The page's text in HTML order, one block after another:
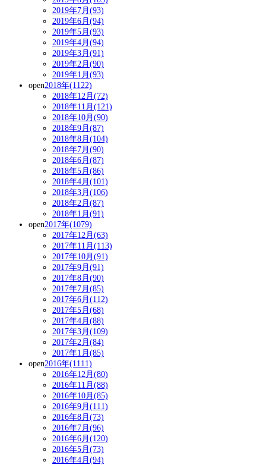
2019年7月(93)
2019年6月(94)
2019年5月(93)
2019年4月(94)
2019年3月(91)
2019年2月(90)
2019年1月(93)
open2018年(1122)
2018年12月(72)
2018年11月(121)
2018年10月(90)
2018年9月(87)
2018年8月(104)
2018年7月(90)
2018年6月(87)
2018年5月(86)
2018年4月(101)
2018年3月(106)
2018年2月(87)
2018年1月(91)
open2017年(1079)
2017年12月(63)
2017年11月(113)
2017年10月(91)
2017年9月(91)
2017年8月(90)
2017年7月(85)
2017年6月(112)
2017年5月(68)
2017年4月(88)
2017年3月(109)
2017年2月(84)
2017年1月(85)
open2016年(1111)
2016年12月(80)
2016年11月(88)
2016年10月(85)
2016年9月(111)
2016年8月(73)
2016年7月(96)
2016年6月(120)
2016年5月(73)
2016年4月(94)